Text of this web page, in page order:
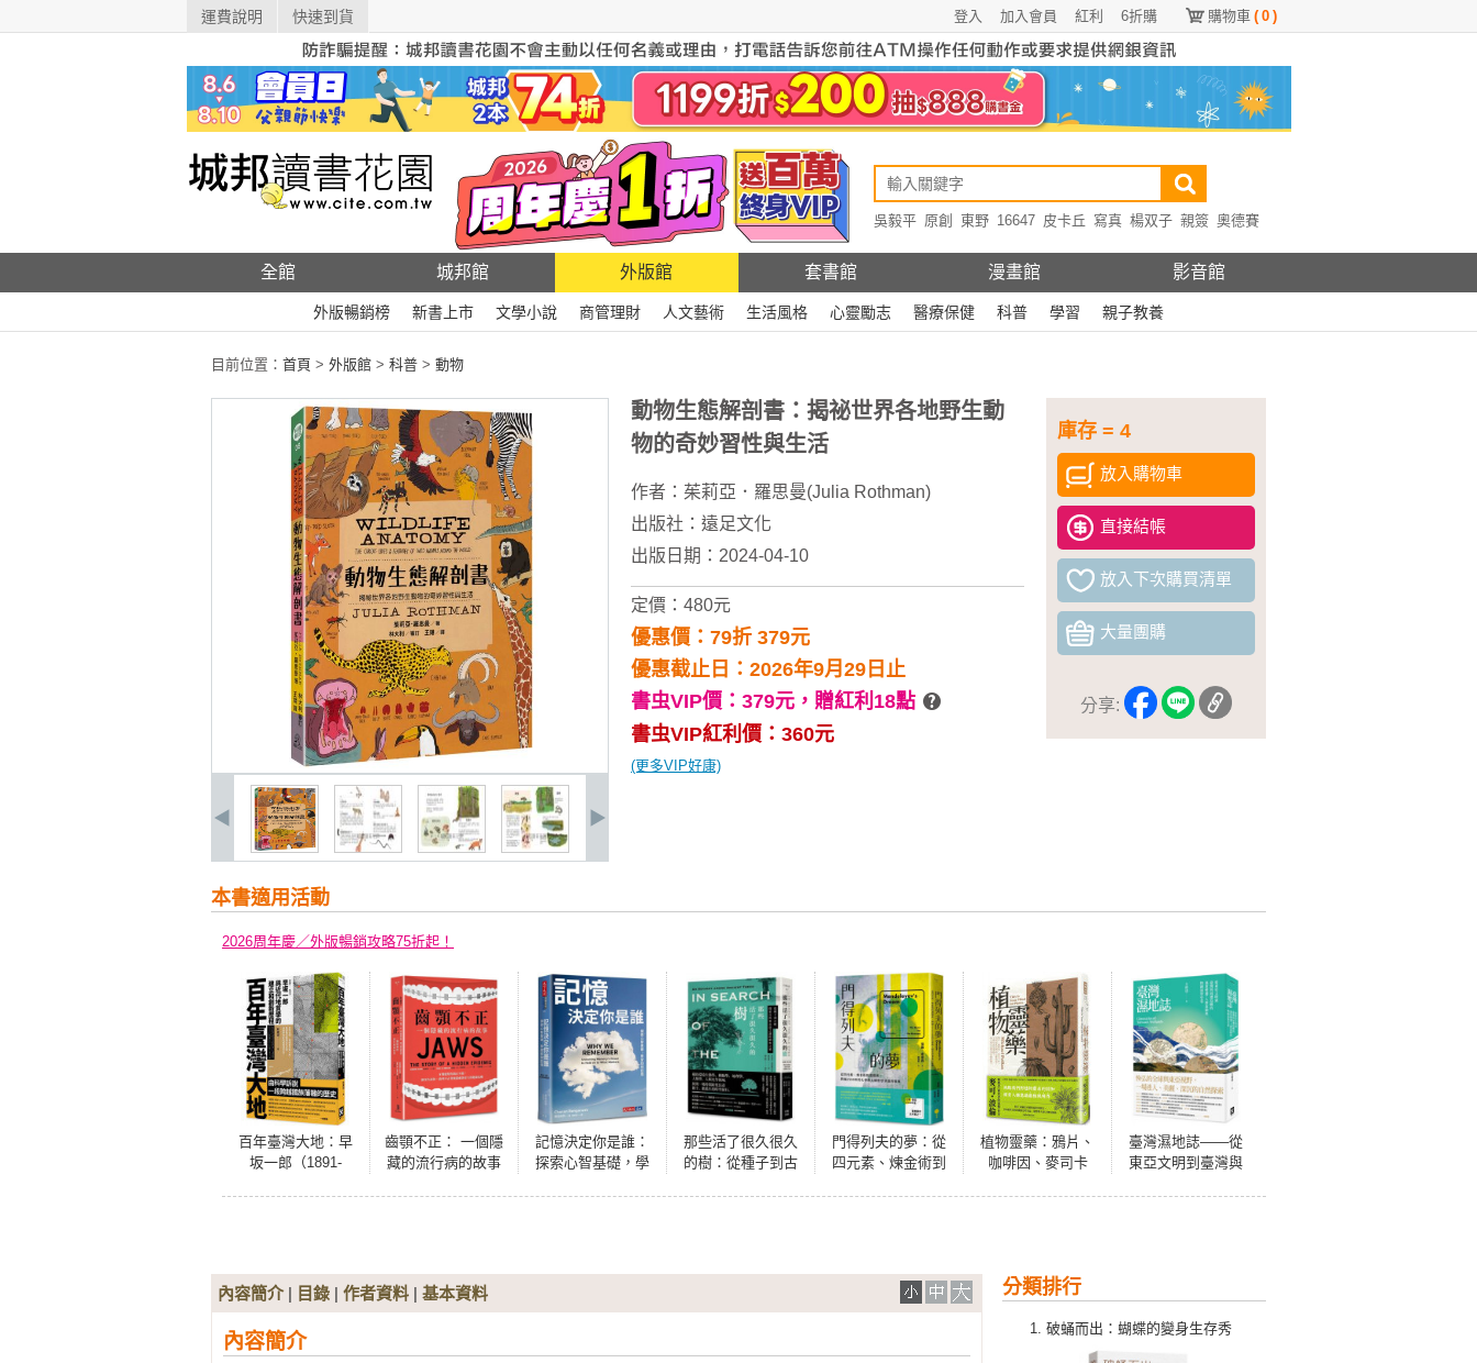
運費說明 快速到貨 購物車 ( 0 )
6折購
紅利
加入會員
登入
吳毅平 原創 東野 16647 皮卡丘 寫真 楊双子 親簽 奧德賽
全館 城邦館 外版館 套書館 漫畫館 影音館
外版暢銷榜 新書上市 文學小說 商管理財 人文藝術 生活風格 心靈勵志 醫療保健 科普 學習 親子教養
目前位置： 首頁 > 外版館 > 科普 > 動物
庫存 = 4
放入購物車
直接結帳
放入下次購買清單
大量團購
分享:
動物生態解剖書：揭祕世界各地野生動
物的奇妙習性與生活
作者： 茱莉亞．羅思曼(Julia Rothman)
出版社： 遠足文化
出版日期：2024-04-10
定價：480元
優惠價：79折 379元
優惠截止日：2026年9月29日止
書虫VIP價：379元， 贈紅利18點
書虫VIP紅利價：360元
(更多VIP好康)
本書適用活動
2026周年慶／外版暢銷攻略75折起！
百年臺灣大地：早
坂一郎（1891-
齒顎不正： 一個隱
藏的流行病的故事
記憶決定你是誰：
探索心智基礎，學
那些活了很久很久
的樹：從種子到古
門得列夫的夢：從
四元素、煉金術到
植物靈藥：鴉片、
咖啡因、麥司卡
臺灣濕地誌——從
東亞文明到臺灣與
分類排行
破蛹而出：蝴蝶的變身生存秀
內容簡介| 目錄 | 作者資料 | 基本資料
內容簡介